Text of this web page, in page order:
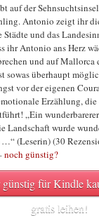
auf der
Antonio zeigt ihr
Städte und das
ihr Antonio ans Herz
und auf Mallorca
sowas überhaupt
vor der eigenen
Erzählung, die
„Ein
Landschaft wurde
(Leserin) (30
noch günstig?
für Kindle
gratis leihen!